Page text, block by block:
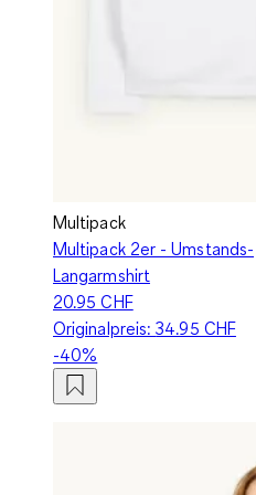
Multipack
Multipack 2er - Umstands-
Langarmshirt
20.95 CHF
Originalpreis:34.95 CHF
-40%